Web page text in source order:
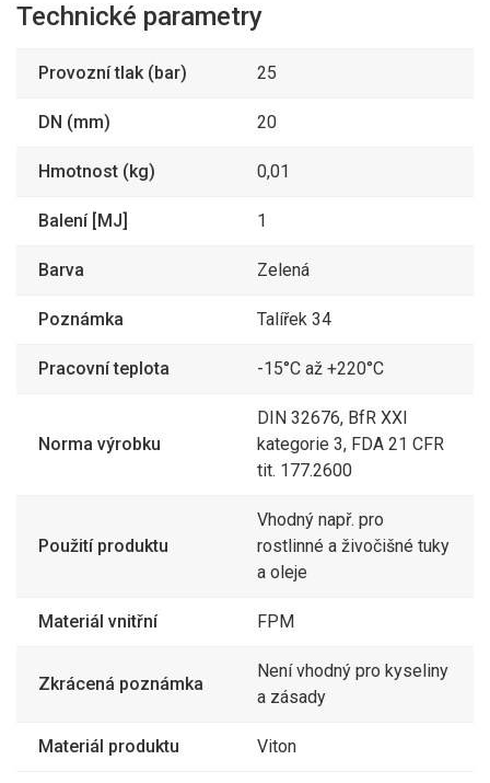
Technické parametry
Provozní tlak (bar) 25
DN (mm) 20
Hmotnost (kg) 0,01
Balení [MJ] 1
Barva Zelená
Poznámka Talířek 34
Pracovní teplota -15°C až +220°C
Norma výrobku
DIN 32676, BfR XXI
kategorie 3, FDA 21 CFR
tit. 177.2600
Použití produktu
Vhodný např. pro
rostlinné a živočišné tuky
a oleje
Materiál vnitřní FPM
Zkrácená poznámka
Není vhodný pro kyseliny
a zásady
Materiál produktu Viton